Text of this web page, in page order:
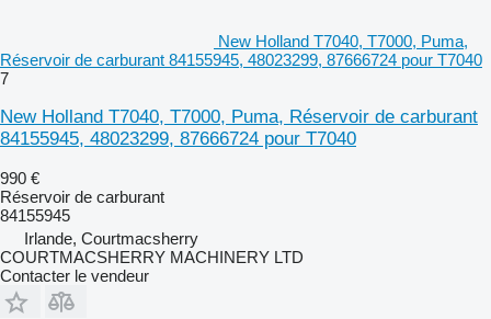
New Holland T7040, T7000, Puma,
Réservoir de carburant 84155945, 48023299, 87666724 pour T7040
7
New Holland T7040, T7000, Puma, Réservoir de carburant
84155945, 48023299, 87666724 pour T7040
990 €
Réservoir de carburant
84155945
Irlande, Courtmacsherry
COURTMACSHERRY MACHINERY LTD
Contacter le vendeur